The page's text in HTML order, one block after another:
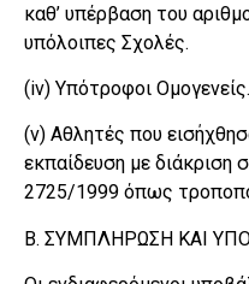
καθ’ υπέρβαση του
υπόλοιπες Σχολές.
(iv) Υπότροφοι Ομογενείς.
(ν) Αθλητές που
εκπαίδευση με
2725/1999 όπως
Β. ΣΥΜΠΛΗΡΩΣΗ ΚΑΙ